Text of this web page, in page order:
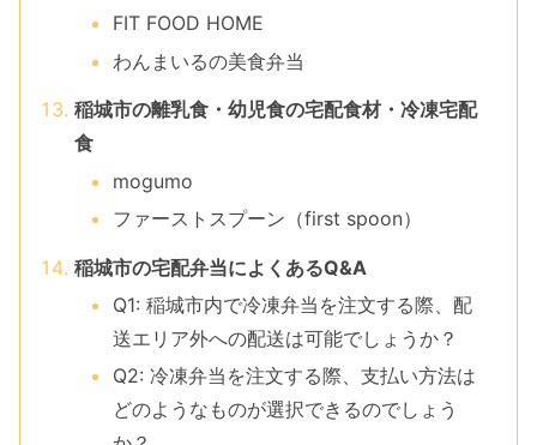
FIT FOOD HOME
わんまいるの美食弁当
稲城市の離乳食・幼児食の宅配食材・冷凍宅配
食
mogumo
ファーストスプーン（first spoon）
稲城市の宅配弁当によくあるQ&A
Q1: 稲城市内で冷凍弁当を注文する際、配
送エリア外への配送は可能でしょうか？
Q2: 冷凍弁当を注文する際、支払い方法は
どのようなものが選択できるのでしょう